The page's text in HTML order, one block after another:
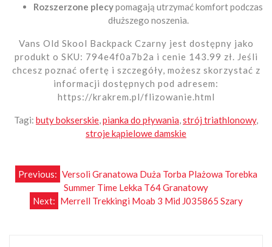
Rozszerzone plecypomagają utrzymać komfort podczas
dłuższego noszenia.
Vans Old Skool Backpack Czarny jest dostępny jako
produkt o SKU: 794e4f0a7b2a i cenie 143.99 zł. Jeśli
chcesz poznać ofertę i szczegóły, możesz skorzystać z
informacji dostępnych pod adresem:
https://krakrem.pl/flizowanie.html
Tagi: buty bokserskie pianka do pływania strój triathlonowy,
stroje kąpielowe damskie
Nawigacja
wpisu
Previous: Versoli Granatowa Duża Torba Plażowa Torebka
Summer Time Lekka T64 Granatowy
Next: Merrell Trekkingi Moab 3 Mid J035865 Szary